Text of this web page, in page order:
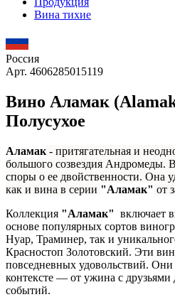
Вина тихие
Россия
Арт. 4606285015119
Вино Аламак
Полусухое
Аламак - притягательная и
большого созвездия Андромеды.
споры о ее двойственности. Она
как и вина в серии "Аламак" от
Коллекция "Аламак" включает
основе популярных сортов
Нуар, Траминер, так и
Красностоп Золотовский. Эти
повседневных удовольствий.
контексте — от ужина с
событий.